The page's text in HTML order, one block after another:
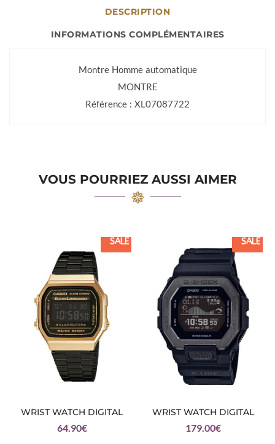
DESCRIPTION
INFORMATIONS COMPLÉMENTAIRES
Montre Homme automatique
MONTRE
Référence : XL07087722
VOUS POURRIEZ AUSSI AIMER
SALE
WRIST WATCH DIGITAL
64.90€
SALE
WRIST WATCH DIGITAL
179.00€